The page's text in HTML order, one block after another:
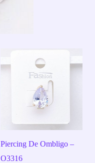
Piercing De Ombligo –
O3316